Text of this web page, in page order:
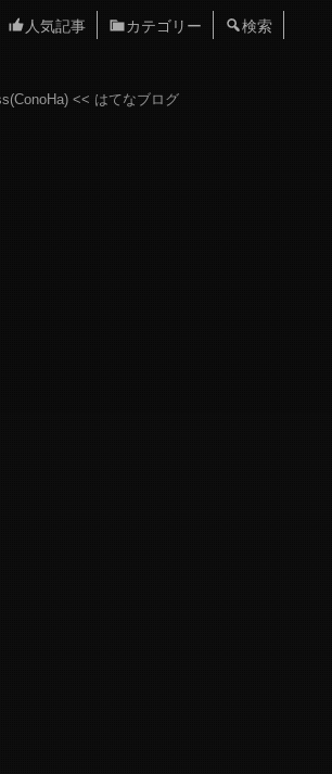
人気記事 カテゴリー 検索
<< はてなブログ